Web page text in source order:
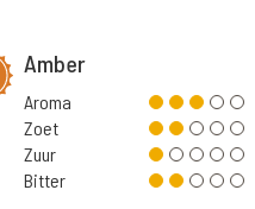
Amber
Aroma
Zoet
Zuur
Bitter